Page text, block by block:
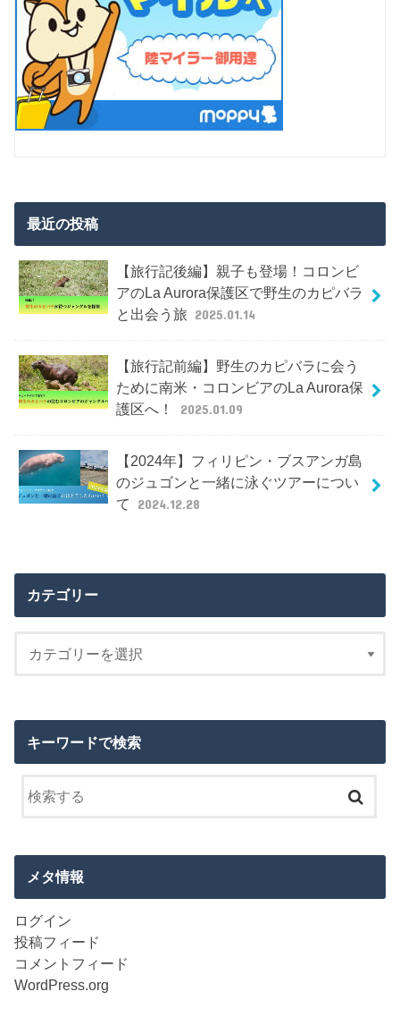
最近の投稿
【旅行記後編】親子も登場！コロンビ
アのLa Aurora保護区で野生のカピバラ
と出会う旅 2025.01.14
【旅行記前編】野生のカピバラに会う
ために南米・コロンビアのLa Aurora保
護区へ！
2025.01.09
【2024年】フィリピン・ブスアンガ島
のジュゴンと一緒に泳ぐツアーについ
て
2024.12.28
カテゴリー
キーワードで検索
メタ情報
ログイン
投稿フィード
コメントフィード
WordPress.org